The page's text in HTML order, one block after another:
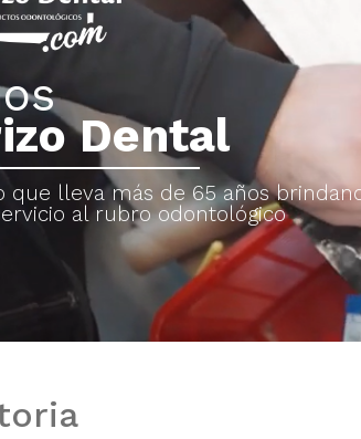
Dental
que lleva más de 65 años
al rubro odontológico